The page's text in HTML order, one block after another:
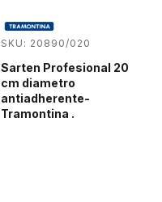
SKU: 20890/020
Sarten Profesional 20
cm diametro
antiadherente-
Tramontina .